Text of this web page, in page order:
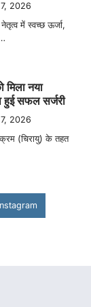
2026
में स्वच्छ ऊर्जा,
मिला नया
हुई सफल सर्जरी
2026
(चिरायु) के तहत
बकरी
आत्मविश्वास